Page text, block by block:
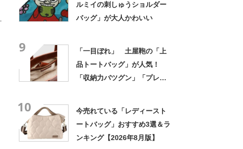
ルミイの刺しゅうショルダー
バッグ」が大人かわいい
9
「一目ぼれ」 土屋鞄の「上
品トートバッグ」が人気！
「収納力バツグン」「プレゼ
10
今売れている「レディースト
ートバッグ」おすすめ3選＆ラ
ンキング【2026年8月版】